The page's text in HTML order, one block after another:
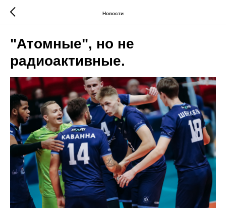
Новости
"Атомные", но не
радиоактивные.